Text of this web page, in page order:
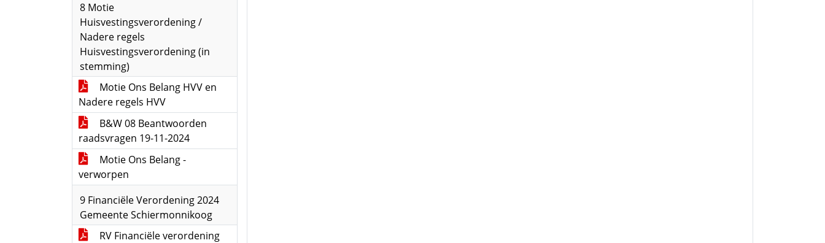
8 Motie
Huisvestingsverordening /
Nadere regels
Huisvestingsverordening (in
stemming)
Motie Ons Belang HVV en
Nadere regels HVV
B&W 08 Beantwoorden
raadsvragen 19-11-2024
Motie Ons Belang -
verworpen
9 Financiële Verordening 2024
Gemeente Schiermonnikoog
RV Financiële verordening